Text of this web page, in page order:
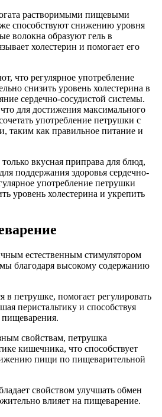
растворимыми пищевыми
способствуют снижению уровня
волокна образуют гель в
холестерин и помогает его
что регулярное употребление
снизить уровень холестерина в
сердечно-сосудистой системы.
для достижения максимального
употребление петрушки с
таким как правильное питание и
вкусная приправа для блюд,
поддержания здоровья сердечно-
употребление петрушки
уровень холестерина и укрепить
естественным стимулятором
благодаря высокому содержанию
в петрушке, помогает регулировать
перистальтику и способствуя
свойствам, петрушка
кишечника, что способствует
пищи по пищеварительной
свойством улучшать обмен
влияет на пищеварение.